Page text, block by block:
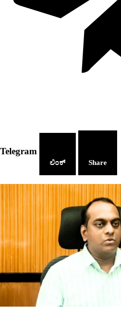
Telegram
ಲಿಂಕ್ Share